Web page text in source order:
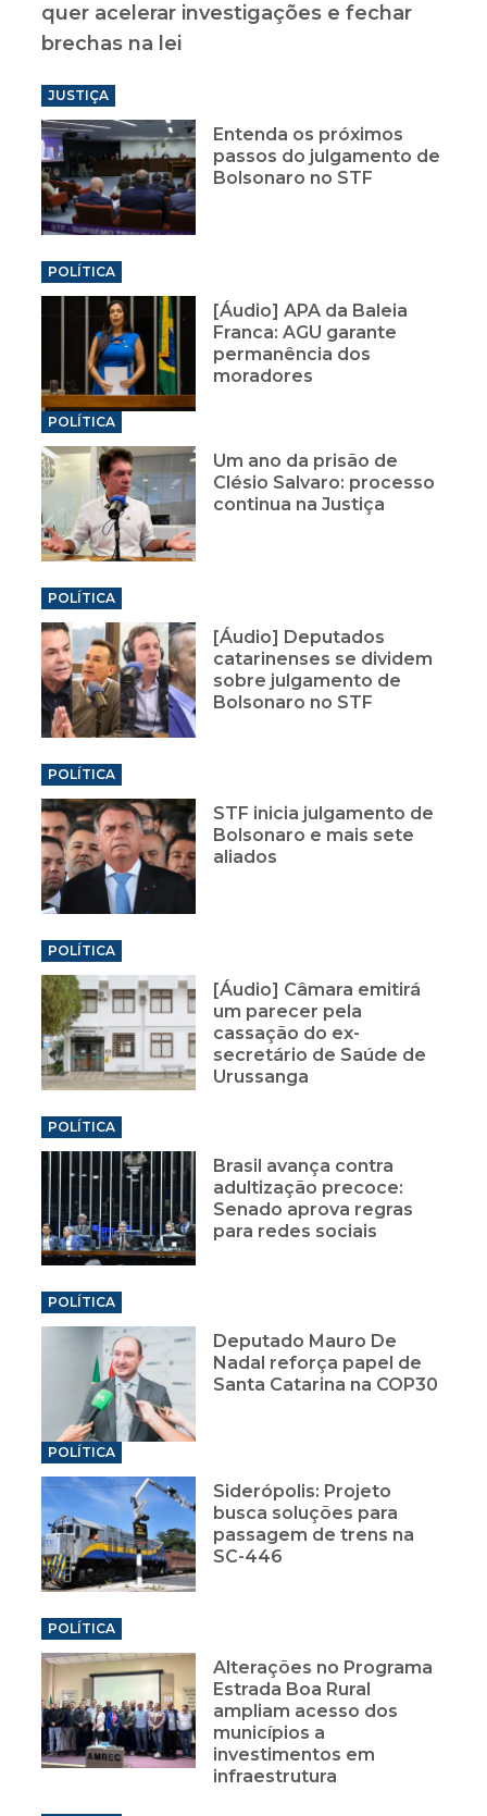
quer acelerar investigações e fechar
brechas na lei
JUSTIÇA
Entenda os próximos
passos do julgamento de
Bolsonaro no STF
POLÍTICA
[Áudio] APA da Baleia
Franca: AGU garante
permanência dos
moradores
POLÍTICA
Um ano da prisão de
Clésio Salvaro: processo
continua na Justiça
POLÍTICA
[Áudio] Deputados
catarinenses se dividem
sobre julgamento de
Bolsonaro no STF
POLÍTICA
STF inicia julgamento de
Bolsonaro e mais sete
aliados
POLÍTICA
[Áudio] Câmara emitirá
um parecer pela
cassação do ex-
secretário de Saúde de
Urussanga
POLÍTICA
Brasil avança contra
adultização precoce:
Senado aprova regras
para redes sociais
POLÍTICA
Deputado Mauro De
Nadal reforça papel de
Santa Catarina na COP30
POLÍTICA
Siderópolis: Projeto
busca soluções para
passagem de trens na
SC-446
POLÍTICA
Alterações no Programa
Estrada Boa Rural
ampliam acesso dos
municípios a
investimentos em
infraestrutura